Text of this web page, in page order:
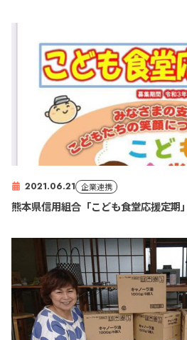
2021.06.21 企業連携
熊本県信用組合「こども食堂応援定期